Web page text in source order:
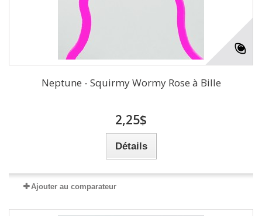
Neptune - Squirmy Wormy Rose à Bille
2,25$
Détails
Ajouter au comparateur